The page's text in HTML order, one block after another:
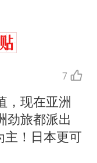
7
，现在亚洲
劲旅都派出
主！日本更可